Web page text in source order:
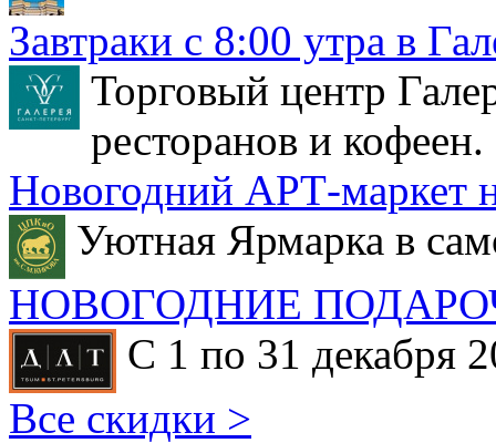
Завтраки с 8:00 утра в
Торговый центр
ресторанов и кофеен.
Новогодний АРТ-маркет
Уютная Ярмарка в
НОВОГОДНИЕ
С 1 по 31 декабря
Все скидки >